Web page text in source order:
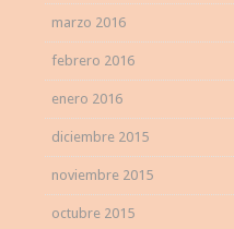
marzo 2016
febrero 2016
enero 2016
diciembre 2015
noviembre 2015
octubre 2015